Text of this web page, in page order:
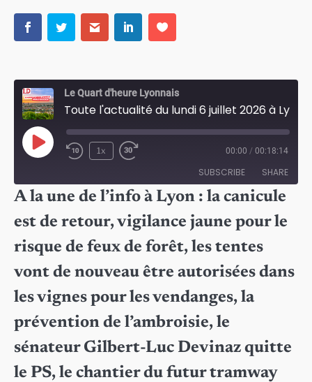
Le Quart d'heure Lyonnais
Toute l'actualité du lundi 6 juillet 2026 à Lyon
Play
1x 00:00 / 00:18:14
SUBSCRIBE SHARE
RSS FEED
SHARE
LINK
EMBED
A la une de l’info à Lyon : la canicule
est de retour, vigilance jaune pour le
risque de feux de forêt, les tentes
vont de nouveau être autorisées dans
les vignes pour les vendanges, la
prévention de l’ambroisie, le
sénateur Gilbert-Luc Devinaz quitte
le PS, le chantier du futur tramway